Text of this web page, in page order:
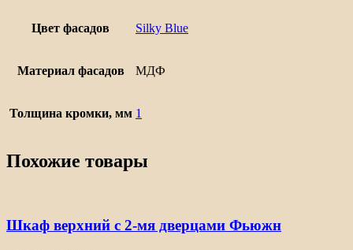
Цвет фасадов Silky Blue
Материал фасадов МДФ
Толщина кромки, мм 1
Похожие товары
Шкаф верхний с 2-мя дверцами Фьюжн